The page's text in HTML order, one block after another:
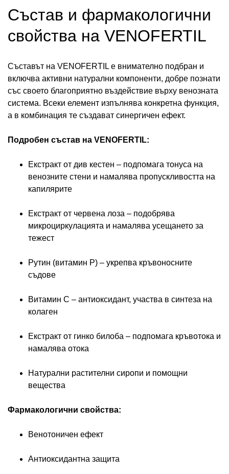
Състав и фармакологични
свойства на VENOFERTIL
Съставът на VENOFERTIL е внимателно подбран и
включва активни натурални компоненти, добре познати
със своето благоприятно въздействие върху венозната
система. Всеки елемент изпълнява конкретна функция,
а в комбинация те създават синергичен ефект.
Подробен състав на VENOFERTIL:
Екстракт от див кестен – подпомага тонуса на
венозните стени и намалява пропускливостта на
капилярите
Екстракт от червена лоза – подобрява
микроциркулацията и намалява усещането за
тежест
Рутин (витамин P) – укрепва кръвоносните
съдове
Витамин C – антиоксидант, участва в синтеза на
колаген
Екстракт от гинко билоба – подпомага кръвотока и
намалява отока
Натурални растителни сиропи и помощни
вещества
Фармакологични свойства:
Венотоничен ефект
Антиоксидантна защита